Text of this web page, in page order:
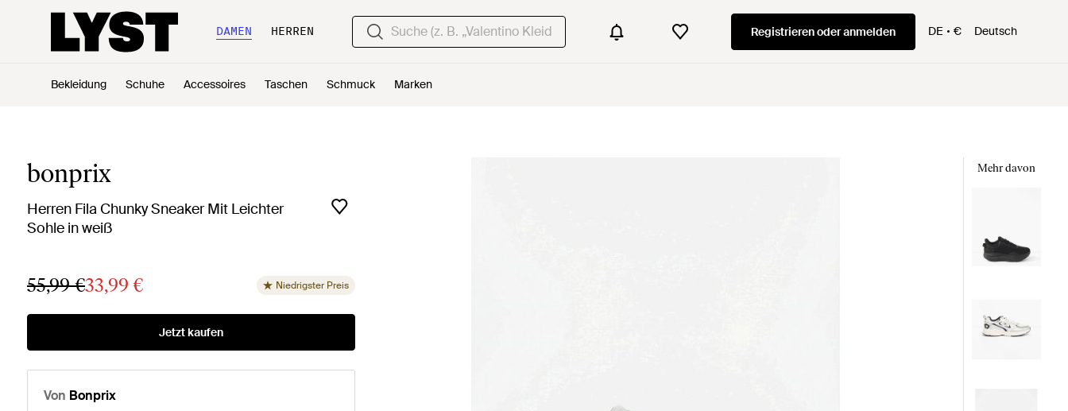
DAMEN HERREN Registrieren oder anmelden DE € Deutsch
Bekleidung Schuhe Accessoires Taschen Schmuck Marken
bonprix
Herren Fila Chunky Sneaker Mit Leichter
Sohle in weiß
55,99 €33,99 € Niedrigster Preis
Jetzt kaufen
Von Bonprix
Mehr davon